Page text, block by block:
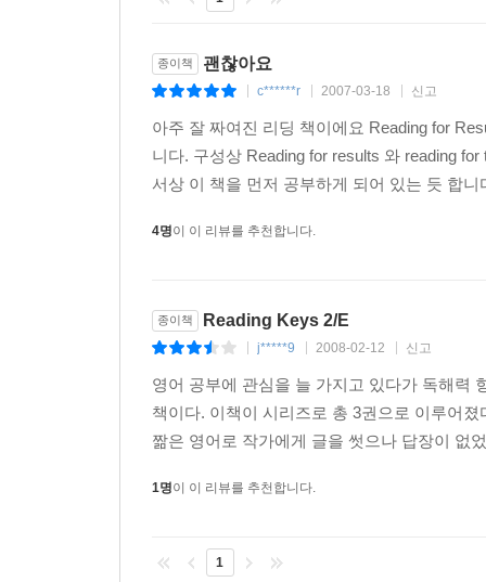
Digging Deeper: The Future of Zero Tolerance
Rounding Up the Keys
Test 1: Reviewing the Key Points
Test 2: Identifying the Implied Main Idea
Test 3: Identifying the Implied Main Idea
Test 4: Identifying the Implied Main Idea
Major and Minor Details
Evaluating Minor Details
Clues to Major Details in Topic Sentences
Digging Deeper: Killer Waves
Vocabulary Check-Out
Test 1: Reviewing the Key Points
Test 4: Recognizing Major and Minor Details
종이책 괜찮아요
c******r 2007-03-18 신고
아주 잘 짜여진 리딩 책이에요 Reading for
니다. 구성상 Reading for results 와 reading
서상 이 책을 먼저 공부하게 되어 있는 듯 합
4명이 이 리뷰를 추천합니다.
종이책 Reading Keys 2/E
j*****9 2008-02-12 신고
영어 공부에 관심을 늘 가지고 있다가 독해력
책이다. 이책이 시리즈로 총 3권으로 이루어
짦은 영어로 작가에게 글을 썻으나 답장이 없
1명이 이 리뷰를 추천합니다.
1